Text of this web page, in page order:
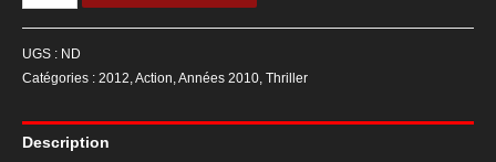
de
Taken
2
UGS : ND
Catégories : 2012,Action,Années 2010, Thriller
Description